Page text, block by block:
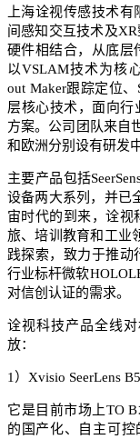
上海诠视传感技术
间感知交互技术及
硬件相结合，从底层
以VSLAM技术为核
out Maker跟踪定位
层核心技术，面向行
方案。公司团队来自
和欧洲分别设有研发
主要产品包括
设备两大系列，并已
宙时代的到来，诠视
旅、培训教育和工业
践探索，致力于推动
行业标杆微软
对信创认证的需求。
诠视科技产品全线
放：
1）Xvisio SeerLens
它是目前市场上TO
的国产化、自主可控